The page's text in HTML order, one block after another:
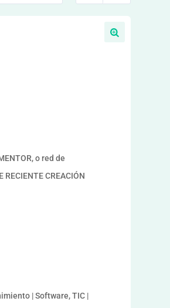
o red de
CREACIÓN
| Software, TIC |